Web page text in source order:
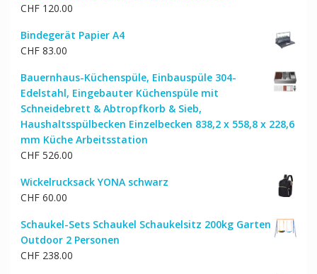
CHF120.00
Bindegerät Papier A4
CHF83.00
Bauernhaus-Küchenspüle, Einbauspüle 304-
Edelstahl, Eingebauter Küchenspüle mit
Schneidebrett & Abtropfkorb & Sieb,
Haushaltsspülbecken Einzelbecken 838,2 x 558,8 x 228,6
mm Küche Arbeitsstation
CHF526.00
Wickelrucksack YONA schwarz
CHF60.00
Schaukel-Sets Schaukel Schaukelsitz 200kg Garten
Outdoor 2 Personen
CHF238.00